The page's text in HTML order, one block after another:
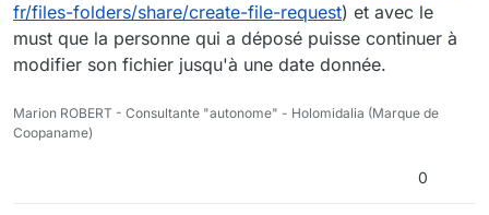
fr/files-folders/share/create-file-request) et avec le
must que la personne qui a déposé puisse continuer à
modifier son fichier jusqu'à une date donnée.
Marion ROBERT - Consultante "autonome" - Holomidalia (Marque de
Coopaname)
0